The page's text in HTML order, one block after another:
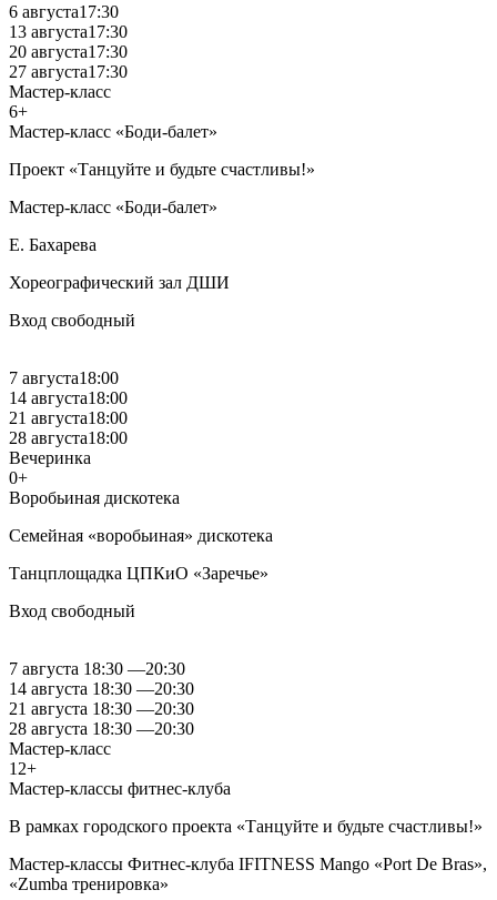
6 августа17:30
13 августа17:30
20 августа17:30
27 августа17:30
Мастер-класс
6+
Мастер-класс «Боди-балет»
Проект «Танцуйте и будьте счастливы!»
Мастер-класс «Боди-балет»
Е. Бахарева
Хореографический зал ДШИ
Вход свободный
7 августа18:00
14 августа18:00
21 августа18:00
28 августа18:00
Вечеринка
0+
Воробьиная дискотека
Семейная «воробьиная» дискотека
Танцплощадка ЦПКиО «Заречье»
Вход свободный
7 августа 18:30 —20:30
14 августа 18:30 —20:30
21 августа 18:30 —20:30
28 августа 18:30 —20:30
Мастер-класс
12+
Мастер-классы фитнес-клуба
В рамках городского проекта «Танцуйте и будьте счастливы!»
Мастер-классы Фитнес-клуба IFITNESS Mango «Port De Bras»,
«Zumba тренировка»